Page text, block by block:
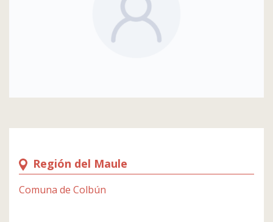
Región del Maule
Comuna de Colbún